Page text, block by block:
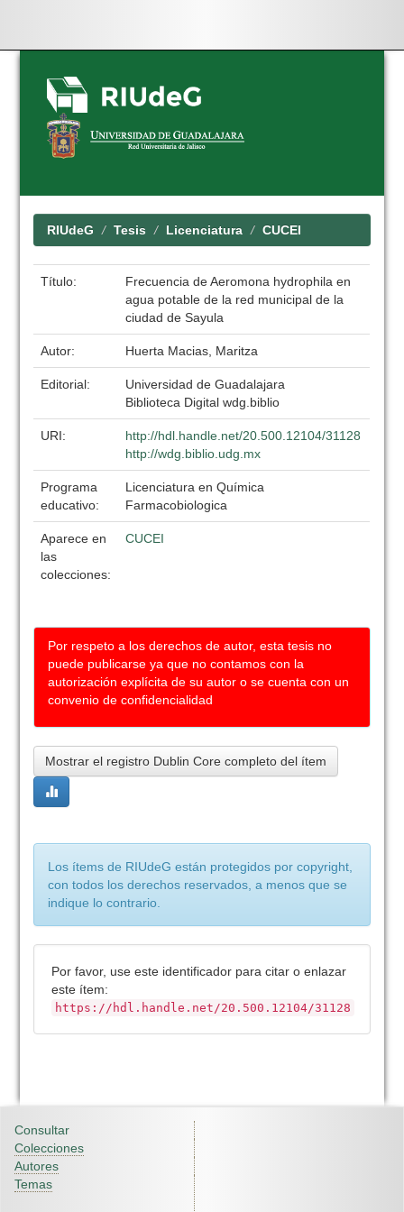
Skip
navigation
RIUdeG Tesis Licenciatura CUCEI
Título:
Frecuencia de Aeromona hydrophila en
agua potable de la red municipal de la
ciudad de Sayula
Autor: Huerta Macias, Maritza
Editorial:
Universidad de Guadalajara
Biblioteca Digital wdg.biblio
URI:
http://hdl.handle.net/20.500.12104/31128
http://wdg.biblio.udg.mx
Programa
educativo:
Licenciatura en Química
Farmacobiologica
Aparece en
las
colecciones:
CUCEI
Por respeto a los derechos de autor, esta tesis no
puede publicarse ya que no contamos con la
autorización explícita de su autor o se cuenta con un
convenio de confidencialidad
Mostrar el registro Dublin Core completo del ítem
Los ítems de RIUdeG están protegidos por copyright,
con todos los derechos reservados, a menos que se
indique lo contrario.
Por favor, use este identificador para citar o enlazar
este ítem:
https://hdl.handle.net/20.500.12104/31128
Consultar
Colecciones
Autores
Temas